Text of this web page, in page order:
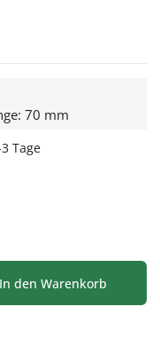
70 mm
Tage
gewünschten
In den Warenkorb